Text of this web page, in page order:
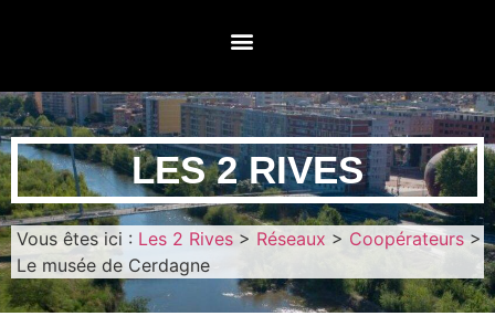
LES 2 RIVES
Vous êtes ici : Les 2 Rives > Réseaux > Coopérateurs >
Le musée de Cerdagne